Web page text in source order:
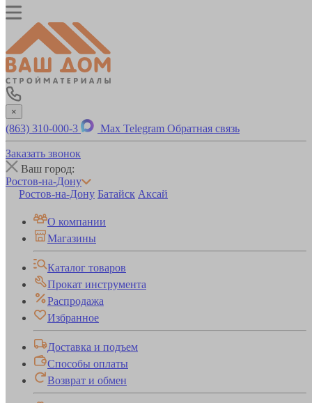
×
(863) 310-000-3 Max Telegram Обратная связь
Заказать звонок
Ваш город:
Ростов-на-Дону
Ростов-на-Дону Батайск Аксай
О компании
Магазины
Каталог товаров
Прокат инструмента
Распродажа
Избранное
Доставка и подъем
Способы оплаты
Возврат и обмен